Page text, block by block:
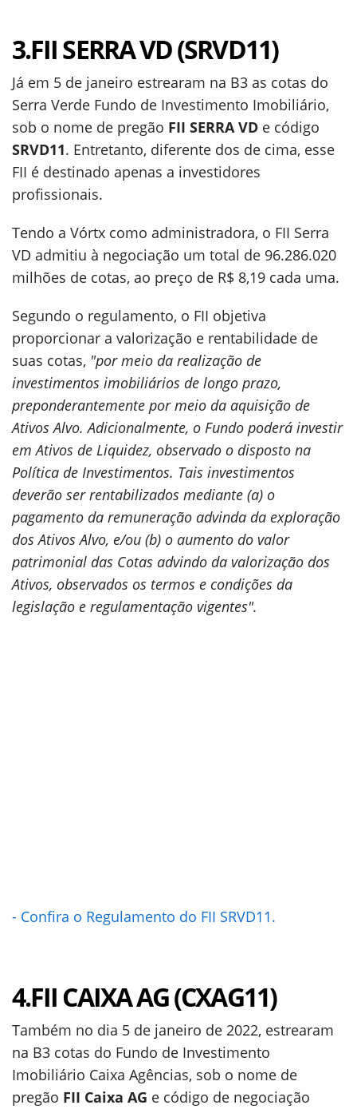
3.FII SERRA VD (SRVD11)
Já em 5 de janeiro estrearam na B3 as cotas do
Serra Verde Fundo de Investimento Imobiliário,
sob o nome de pregão FII SERRA VD e código
SRVD11. Entretanto, diferente dos de cima, esse
FII é destinado apenas a investidores
profissionais.
Tendo a Vórtx como administradora, o FII Serra
VD admitiu à negociação um total de 96.286.020
milhões de cotas, ao preço de R$ 8,19 cada uma.
Segundo o regulamento, o FII objetiva
proporcionar a valorização e rentabilidade de
suas cotas, "por meio da realização de
investimentos imobiliários de longo prazo,
preponderantemente por meio da aquisição de
Ativos Alvo. Adicionalmente, o Fundo poderá investir
em Ativos de Liquidez, observado o disposto na
Política de Investimentos. Tais investimentos
deverão ser rentabilizados mediante (a) o
pagamento da remuneração advinda da exploração
dos Ativos Alvo, e/ou (b) o aumento do valor
patrimonial das Cotas advindo da valorização dos
Ativos, observados os termos e condições da
legislação e regulamentação vigentes".
- Confira o Regulamento do FII SRVD11.
4.FII CAIXA AG (CXAG11)
Também no dia 5 de janeiro de 2022, estrearam
na B3 cotas do Fundo de Investimento
Imobiliário Caixa Agências, sob o nome de
pregão FII Caixa AG e código de negociação